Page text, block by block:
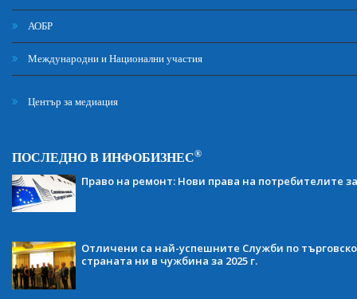
АОБР
Международни и Национални участия
Център за медиация
ПОСЛЕДНО В ИНФОБИЗНЕС®
Право на ремонт: Нови права на потребителите
Отличени са най-успешните Служби по
страната ни в чужбина за 2025 г.